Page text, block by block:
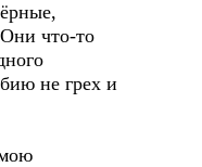
что-то
не грех и